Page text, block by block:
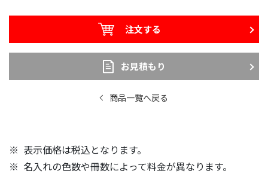
注文する
お見積もり
商品一覧へ戻る
表示価格は税込となります。
名入れの色数や冊数によって料金が異なります。